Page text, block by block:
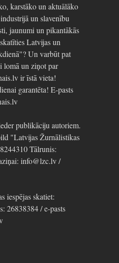
karstāko un aktuālāko
un slavenību
jaunumi un pikantākās
Latvijas un
Un varbūt pat
lomā un ziņot par
ir īstā vieta!
garantēta! E-pasts
publikāciju autoriem.
"Latvijas Žurnālistikas
Tālrunis:
info@lzc.lv /
iespējas skatiet:
26838384 / e-pasts